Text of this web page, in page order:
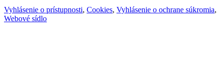
Vyhlásenie o prístupnosti, Cookies, Vyhlásenie o ochrane súkromia,
Webové sídlo